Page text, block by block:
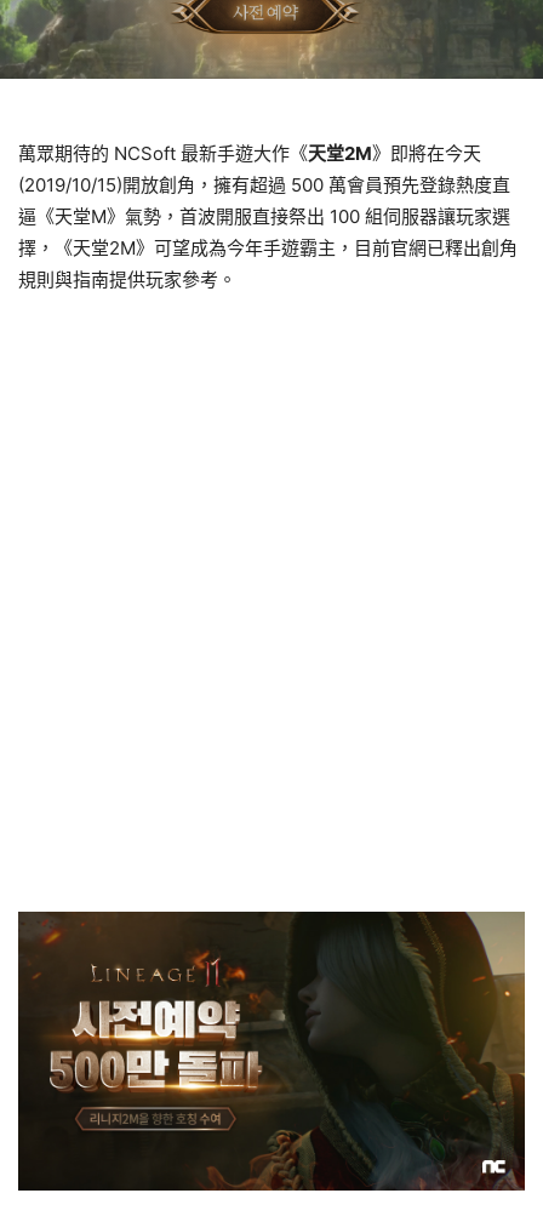
萬眾期待的 NCSoft 最新手遊大作《天堂2M》即將在今天
(2019/10/15)開放創角，擁有超過 500 萬會員預先登錄熱度直
逼《天堂M》氣勢，首波開服直接祭出 100 組伺服器讓玩家選
擇，《天堂2M》可望成為今年手遊霸主，目前官網已釋出創角
規則與指南提供玩家參考。